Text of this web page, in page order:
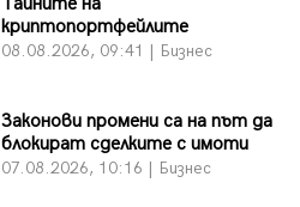
криптопортфейлите
08.08.2026, 09:41 | Бизнес
Законови промени са на път да
блокират сделките с имоти
07.08.2026, 10:16 | Бизнес